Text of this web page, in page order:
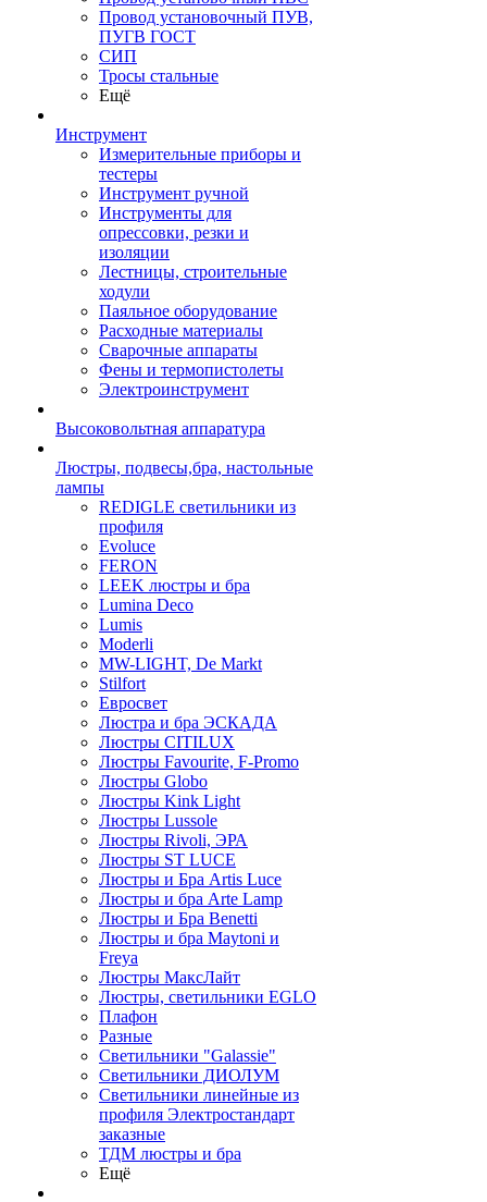
Провод установочный ПУВ,
ПУГВ ГОСТ
СИП
Тросы стальные
Ещё
Инструмент
Измерительные приборы и
тестеры
Инструмент ручной
Инструменты для
опрессовки, резки и
изоляции
Лестницы, строительные
ходули
Паяльное оборудование
Расходные материалы
Сварочные аппараты
Фены и термопистолеты
Электроинструмент
Высоковольтная аппаратура
Люстры, подвесы,бра, настольные
лампы
REDIGLE светильники из
профиля
Evoluce
FERON
LEEK люстры и бра
Lumina Deco
Lumis
Moderli
MW-LIGHT, De Markt
Stilfort
Евросвет
Люстра и бра ЭСКАДА
Люстры CITILUX
Люстры Favourite, F-Promo
Люстры Globo
Люстры Kink Light
Люстры Lussole
Люстры Rivoli, ЭРА
Люстры ST LUCE
Люстры и Бра Artis Luce
Люстры и бра Arte Lamp
Люстры и Бра Benetti
Люстры и бра Maytoni и
Freya
Люстры МаксЛайт
Люстры, светильники EGLO
Плафон
Разные
Светильники "Galassie"
Светильники ДИОЛУМ
Светильники линейные из
профиля Электростандарт
заказные
ТДМ люстры и бра
Ещё